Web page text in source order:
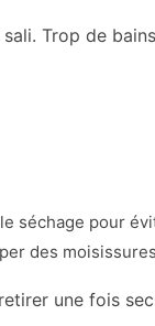
Trop de
séchage pour
des
une fois